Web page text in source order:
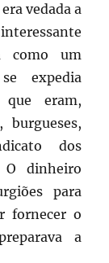
vedada a
como um
expedia
que eram,
dos
O dinheiro
para
fornecer o
a